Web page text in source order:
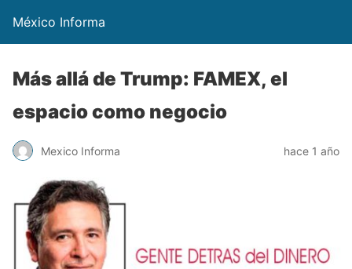
México Informa
Más allá de Trump: FAMEX, el
espacio como negocio
Mexico Informa hace 1 año